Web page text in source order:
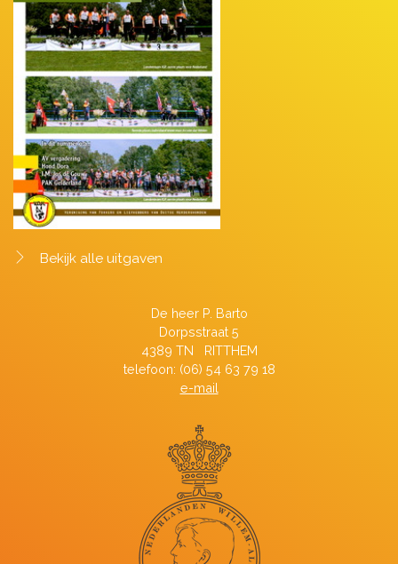
Bekijk alle uitgaven
De heer P. Barto
Dorpsstraat 5
4389 TN RITTHEM
telefoon: (06) 54 63 79 18
e-mail